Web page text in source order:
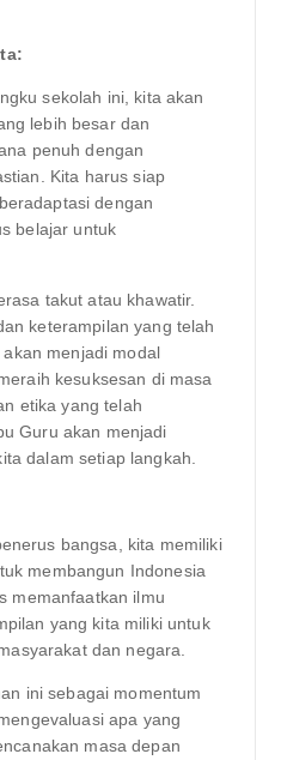
sekolah ini, kita akan
lebih besar dan
penuh dengan
Kita harus siap
dengan
belajar untuk
takut atau khawatir.
keterampilan yang telah
menjadi modal
kesuksesan di masa
etika yang telah
Guru akan menjadi
dalam setiap langkah.
bangsa, kita memiliki
membangun Indonesia
memanfaatkan ilmu
yang kita miliki untuk
dan negara.
ini sebagai momentum
apa yang
masa depan